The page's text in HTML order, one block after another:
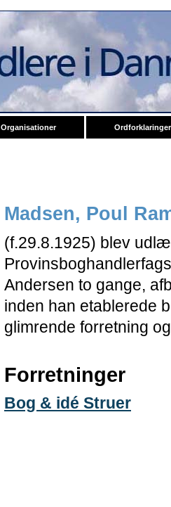
Organisationer Ordforklaringer
Madsen, Poul
(f.29.8.1925) blev
Andersen to gange,
inden han etablerede
glimrende forretning
Forretninger
Bog & idé Struer